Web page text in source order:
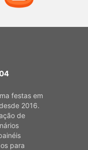
festas em
2016.
de
para